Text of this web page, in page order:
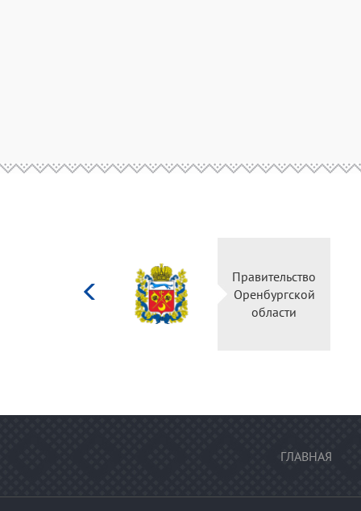
Правительство
Оренбургской
области
ГЛАВНАЯ